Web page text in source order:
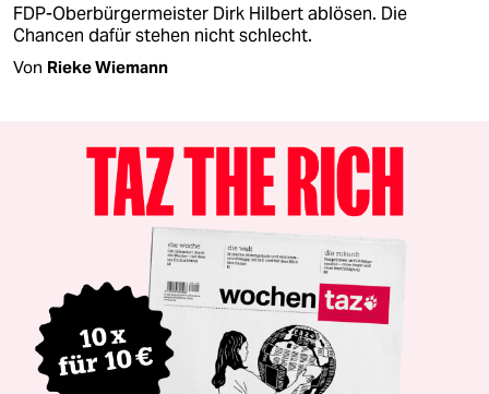
FDP-Oberbürgermeister Dirk Hilbert ablösen. Die
Chancen dafür stehen nicht schlecht.
Von Rieke Wiemann